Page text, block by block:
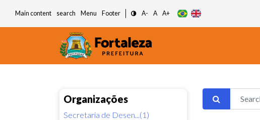
Main content search Menu Footer A- A A+
Organizações
Secretaria de Desen...(1)